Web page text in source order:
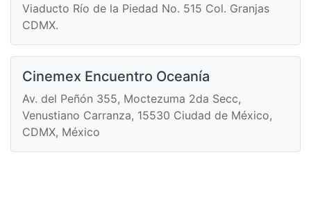
Viaducto Río de la Piedad No. 515 Col. Granjas
CDMX.
Cinemex Encuentro Oceanía
Av. del Peñón 355, Moctezuma 2da Secc,
Venustiano Carranza, 15530 Ciudad de México,
CDMX, México